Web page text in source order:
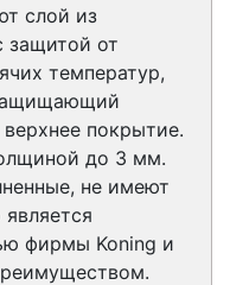
слой из
защитой от
температур,
покрытие.
до 3 мм.
не имеют
фирмы Koning и